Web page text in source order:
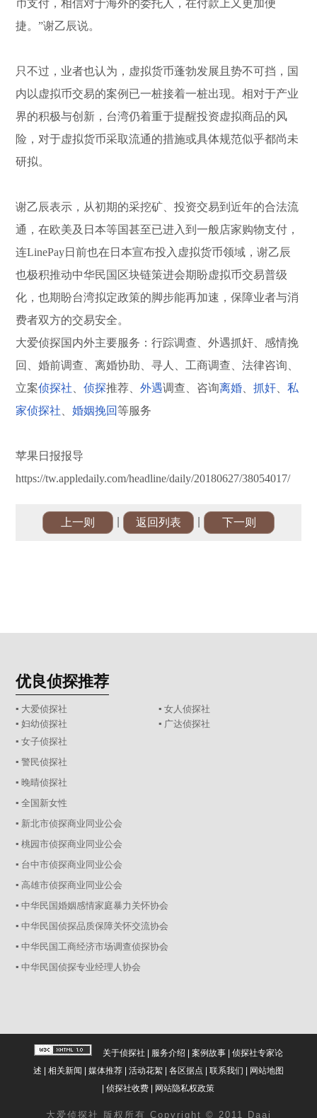
币支付，相信对于海外的委托人，在付款上又更加便
捷。”谢乙辰说。
只不过，业者也认为，虚拟货币蓬勃发展且势不可挡，国
内以虚拟币交易的案例已一桩接着一桩出现。相对于产业
界的积极与创新，台湾仍着重于提醒投资虚拟商品的风
险，对于虚拟货币采取流通的措施或具体规范似乎都尚未
研拟。
谢乙辰表示，从初期的采挖矿、投资交易到近年的合法流
通，在欧美及日本等国甚至已进入到一般店家购物支付，
连LinePay日前也在日本宣布投入虚拟货币领域，谢乙辰
也极积推动中华民国区块链策进会期盼虚拟币交易普级
化，也期盼台湾拟定政策的脚步能再加速，保障业者与消
费者双方的交易安全。
大爱侦探国内外主要服务：行踪调查、外遇抓奸、感情挽
回、婚前调查、离婚协助、寻人、工商调查、法律咨询、
立案侦探社 、侦探推荐、外遇调查、咨询离婚 、抓奸 、私
家侦探社 、婚姻挽回 等服务
苹果日报报导
https://tw.appledaily.com/headline/daily/20180627/38054017/
上一则 返回列表 下一则
优良侦探推荐
▪ 大爱侦探社
▪ 女人侦探社
▪ 妇幼侦探社
▪ 广达侦探社
▪ 女子侦探社
▪ 警民侦探社
▪ 晚晴侦探社
▪ 全国新女性
▪ 新北市侦探商业同业公会
▪ 桃园市侦探商业同业公会
▪ 台中市侦探商业同业公会
▪ 高雄市侦探商业同业公会
▪ 中华民国婚姻感情家庭暴力关怀协会
▪ 中华民国侦探品质保障关怀交流协会
▪ 中华民国工商经济市场调查侦探协会
▪ 中华民国侦探专业经理人协会
关于侦探社 | 服务介绍 | 案例故事| 侦探社专家论
述 | 相关新闻 | 媒体推荐| 活动花絮| 各区据点 | 联系我们 | 网站地图
|侦探社收费 | 网站隐私权政策
大爱 侦探社 版权所有 Copyright © 2011 Daai